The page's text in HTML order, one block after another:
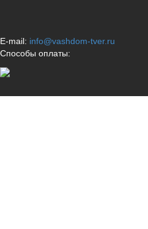
E-mail: info@vashdom-tver.ru
Способы оплаты: